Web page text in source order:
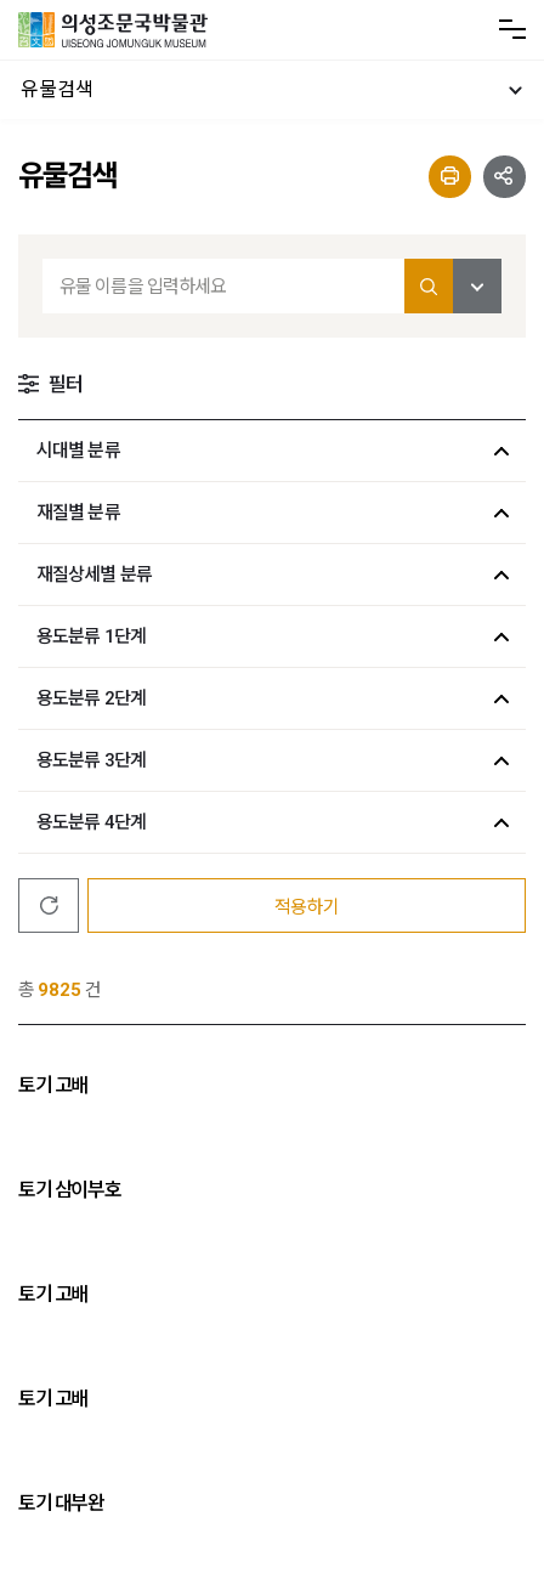
유물검색
유물검색
총 9825 건
토기 고배
토기 삼이부호
토기 고배
토기 고배
토기 대부완
필터
시대별 분류
재질별 분류
재질상세별 분류
용도분류 1단계
용도분류 2단계
용도분류 3단계
용도분류 4단계
적용하기